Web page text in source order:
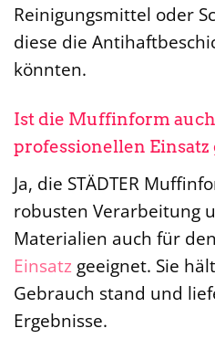
Reinigungsmittel oder
diese die
könnten.
Ist die Muffinform
professionellen Einsatz
Ja, die STÄDTER
robusten Verarbeitung
Materialien auch für
Einsatz geeignet. Sie
Gebrauch stand und
Ergebnisse.